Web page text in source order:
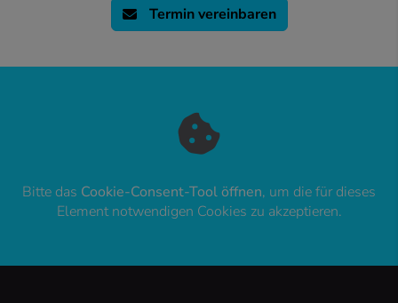
Termin vereinbaren
Bitte das Cookie-Consent-Tool öffnen, um die für dieses
Element notwendigen Cookies zu akzeptieren.